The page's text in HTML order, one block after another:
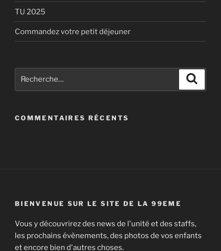
TU 2025
Commandez votre petit déjeuner
COMMENTAIRES RÉCENTS
BIENVENUE SUR LE SITE DE LA 99EME
Vous y découvrirez des news de l'unité et des staffs,
les prochains évènements, des photos de vos enfants
et encore bien d'autres choses.